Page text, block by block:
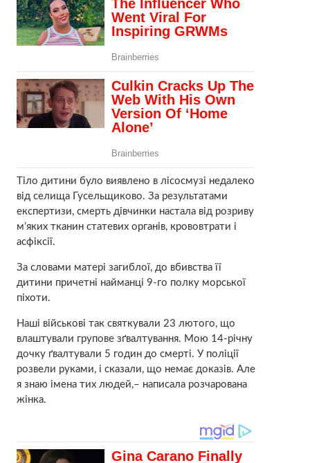
Тіло дитини було виявлено в лісосмузі недалеко
від селища Гусельщиково. За результатами
експертизи, смерть дівчинки настала від розриву
м’яких тканин статевих органів, крововтрати і
асфіксії.
За словами матері загиблої, до вбивства її
дитини причетні найманці 9-го полку морської
піхоти.
Наші військові так святкували 23 лютого, що
влаштували групове зґвалтування. Мою 14-річну
дочку ґвалтували 5 годин до смерті. У поліції
розвели руками, і сказали, що немає доказів. Але
я знаю імена тих людей,– написала розчарована
жінка.